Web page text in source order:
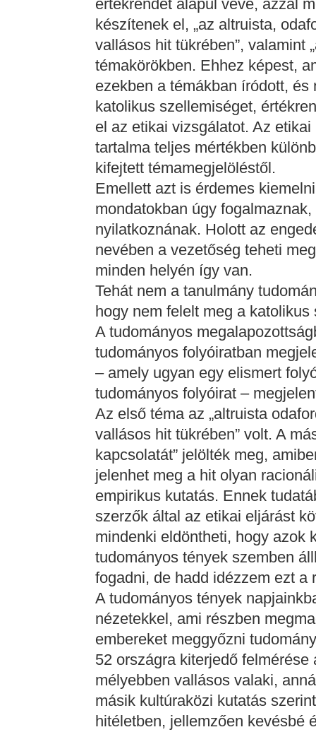
értékrendet alapul véve, azzal
készítenek el, „az altruista,
vallásos hit tükrében”, valamint
témakörökben. Ehhez képest,
ezekben a témákban íródott,
katolikus szellemiséget,
el az etikai vizsgálatot. Az
tartalma teljes mértékben
kifejtett témamegjelöléstől.
Emellett azt is érdemes
mondatokban úgy
nyilatkoznának. Holott az
nevében a vezetőség teheti
minden helyén így van.
Tehát nem a tanulmány
hogy nem felelt meg a
A tudományos
tudományos folyóiratban
– amely ugyan egy elismert
tudományos folyóirat –
Az első téma az „altruista
vallásos hit tükrében” volt. A
kapcsolatát” jelölték meg,
jelenhet meg a hit olyan
empirikus kutatás. Ennek
szerzők által az etikai eljárást
mindenki eldöntheti, hogy azok
tudományos tények szemben
fogadni, de hadd idézzem ezt
A tudományos tények
nézetekkel, ami részben
embereket meggyőzni
52 országra kiterjedő
mélyebben vallásos valaki,
másik kultúraközi kutatás
hitéletben, jellemzően kevésbé